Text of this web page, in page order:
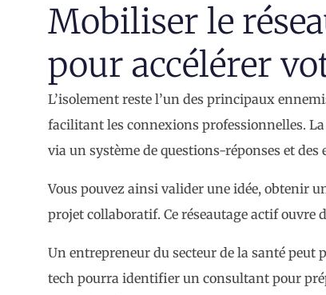
Mobiliser le
pour accélérer
L’isolement reste l’un des principaux
facilitant les connexions professionnelles.
via un système de questions-réponses et des
Vous pouvez ainsi valider une idée, obtenir
projet collaboratif. Ce réseautage actif ouvre
Un entrepreneur du secteur de la santé
tech pourra identifier un consultant pour